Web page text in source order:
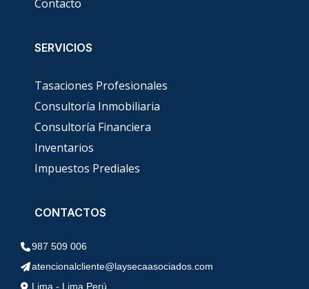
Contacto
SERVICIOS
Tasaciones Profesionales
Consultoría Inmobiliaria
Consultoría Financiera
Inventarios
Impuestos Prediales
CONTACTOS
987 509 006
atencionalcliente@laysecaasociados.com
Lima - Lima Perú